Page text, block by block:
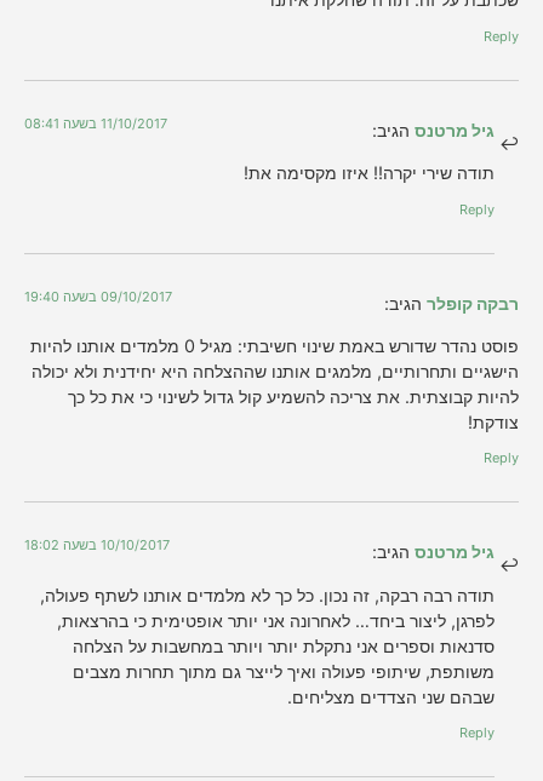
Reply
גיל מרטנס הגיב: 11/10/2017 בשעה 08:41
תודה שירי יקרה!! איזו מקסימה את!
Reply
רבקה קופלר הגיב: 09/10/2017 בשעה 19:40
פוסט נהדר שדורש באמת שינוי חשיבתי: מגיל 0 מלמדים אותנו להיות
הישגיים ותחרותיים, מלמגים אותנו שההצלחה היא יחידנית ולא יכולה
להיות קבוצתית. את צריכה להשמיע קול גדול לשינוי כי את כל כך
צודקת!
Reply
גיל מרטנס הגיב: 10/10/2017 בשעה 18:02
תודה רבה רבקה, זה נכון. כל כך לא מלמדים אותנו לשתף פעולה,
לפרגן, ליצור ביחד… לאחרונה אני יותר אופטימית כי בהרצאות,
סדנאות וספרים אני נתקלת יותר ויותר במחשבות על הצלחה
משותפת, שיתופי פעולה ואיך לייצר גם מתוך תחרות מצבים
שבהם שני הצדדים מצליחים.
Reply